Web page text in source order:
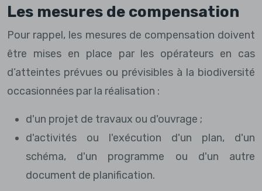
Les mesures de compensation
Pour rappel, les mesures de compensation doivent
être mises en place par les opérateurs en cas
d’atteintes prévues ou prévisibles à la biodiversité
occasionnées par la réalisation :
d'un projet de travaux ou d'ouvrage ;
d'activités ou l'exécution d'un plan, d'un
schéma, d'un programme ou d'un autre
document de planification.